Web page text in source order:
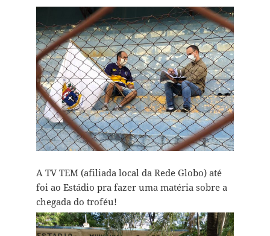
A TV TEM (afiliada local da Rede Globo) até
foi ao Estádio pra fazer uma matéria sobre a
chegada do troféu!